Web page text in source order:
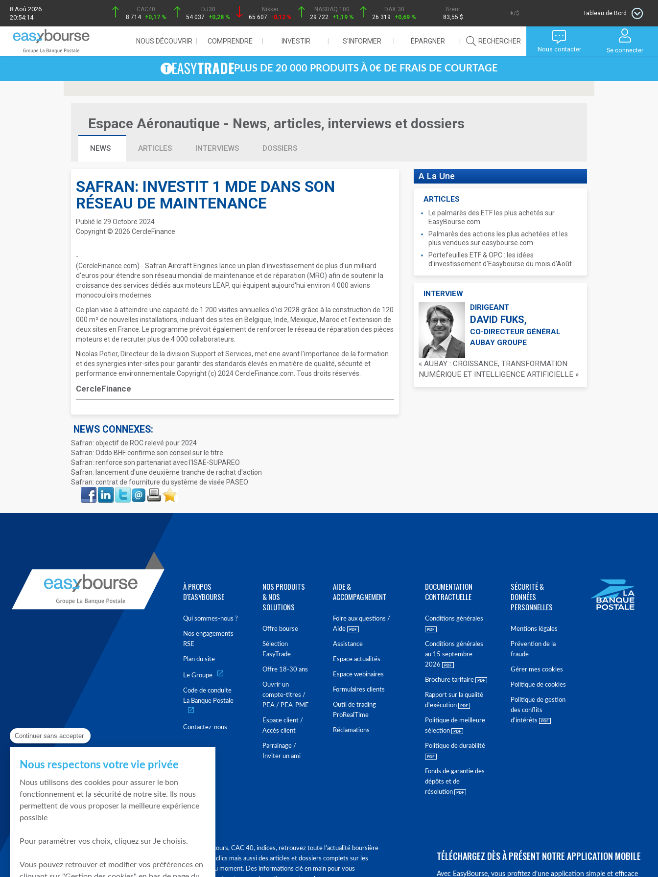
8 Aoû 2026
20:54:14
CAC40
8 714 +0,17 %
DJ30
54 037
+0,28 %
Nikkei
65 607
-0,12 %
NASDAQ 100
29 722
+1,19 %
DAX 30
26 319
+0,69 %
Brent
83,55 $
/$ Tableau de Bord
NOUS DÉCOUVRIR COMPRENDRE INVESTIR S'INFORMER ÉPARGNER RECHERCHER
Nous contacter Se connecter
PLUS DE 20 000 PRODUITS À 0€ DE FRAIS DE COURTAGE
Espace Aéronautique - News, articles, interviews et dossiers
NEWS ARTICLES INTERVIEWS DOSSIERS
SAFRAN: INVESTIT 1 MDE DANS SON
RÉSEAU DE MAINTENANCE
Publié le 29 Octobre 2024
Copyright © 2026 CercleFinance
-
(CercleFinance.com) - Safran Aircraft Engines lance un plan d'investissement de plus d'un milliard
d'euros pour étendre son réseau mondial de maintenance et de réparation (MRO) afin de soutenir la
croissance des services dédiés aux moteurs LEAP, qui équipent aujourd'hui environ 4 000 avions
monocouloirs modernes.
Ce plan vise à atteindre une capacité de 1 200 visites annuelles d'ici 2028 grâce à la construction de 120
000 m² de nouvelles installations, incluant des sites en Belgique, Inde, Mexique, Maroc et l'extension de
deux sites en France. Le programme prévoit également de renforcer le réseau de réparation des pièces
moteurs et de recruter plus de 4 000 collaborateurs.
Nicolas Potier, Directeur de la division Support et Services, met ene avant l'importance de la formation
et des synergies inter-sites pour garantir des standards élevés en matière de qualité, sécurité et
performance environnementale.Copyright (c) 2024 CercleFinance.com. Tous droits réservés.
CercleFinance
NEWS CONNEXES:
Safran: objectif de ROC relevé pour 2024
Safran: Oddo BHF confirme son conseil sur le titre
Safran: renforce son partenariat avec l'ISAE-SUPAREO
Safran: lancement d'une deuxième tranche de rachat d'action
Safran: contrat de fourniture du système de visée PASEO
Face
book
LinkIn Twitter Envoyer ImprimerFavoris
A La Une
ARTICLES
Le palmarès des ETF les plus achetés sur
EasyBourse.com
Palmarès des actions les plus achetées et les
plus vendues sur easybourse.com
Portefeuilles ETF & OPC : les idées
d'investissement d'Easybourse du mois d'Août
INTERVIEW
DIRIGEANT
DAVID FUKS,
CO-DIRECTEUR GÉNÉRAL
AUBAY GROUPE
« AUBAY : CROISSANCE, TRANSFORMATION
NUMÉRIQUE ET INTELLIGENCE ARTIFICIELLE »
À PROPOS
D'EASYBOURSE
Qui sommes-nous ?
Nos engagements
RSE
Plan du site
Le Groupe
Code de conduite
La Banque Postale
Contactez-nous
NOS PRODUITS
& NOS
SOLUTIONS
Offre bourse
Sélection
EasyTrade
Offre 18-30 ans
Ouvrir un
compte-titres /
PEA / PEA-PME
Espace client /
Accès client
Parrainage /
Inviter un ami
AIDE &
ACCOMPAGNEMENT
Foire aux questions /
Aide
Assistance
Espace actualités
Espace webinaires
Formulaires clients
Outil de trading
ProRealTime
Réclamations
DOCUMENTATION
CONTRACTUELLE
Conditions générales
Conditions générales
au 15 septembre
2026
Brochure tarifaire
Rapport sur la qualité
d'exécution
Politique de meilleure
sélection
Politique de durabilité
Fonds de garantie des
dépôts et de
résolution
SÉCURITÉ &
DONNÉES
PERSONNELLES
Mentions légales
Prévention de la
fraude
Gérer mes cookies
Politique de cookies
Politique de gestion
des conflits
d'intérêts
Graphique, cours, CAC 40, indices, retrouvez toute l'actualité boursière
en quelques clics mais aussi des articles et dossiers complets sur les
tendances du moment. Des informations clé en main pour vous
TÉLÉCHARGEZ DÈS À PRÉSENT NOTRE APPLICATION MOBILE
Avec EasyBourse, vous profitez d’une application simple et efficace
Continuer sans accepter
Nous respectons votre vie privée
Nous utilisons des cookies pour assurer le bon
fonctionnement et la sécurité de notre site. Ils nous
permettent de vous proposer la meilleure expérience
possible
Pour paramétrer vos choix, cliquez sur Je choisis.
Vous pouvez retrouver et modifier vos préférences en